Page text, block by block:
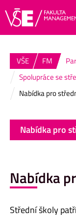
VŠE FM
Spolupráce se
Nabídka pro
Nabídka
Střední školy
Nabídka pro